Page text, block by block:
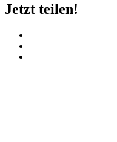
Jetzt teilen!